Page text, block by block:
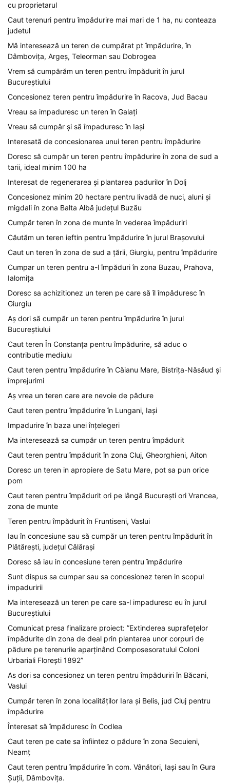
cu proprietarul
Caut terenuri pentru împădurire mai mari de 1 ha, nu conteaza
judetul
Mă interesează un teren de cumpărat pt împădurire, în
Dâmbovița, Argeș, Teleorman sau Dobrogea
Vrem să cumpărăm un teren pentru împădurit în jurul
Bucureștiului
Concesionez teren pentru împădurire în Racova, Jud Bacau
Vreau sa impaduresc un teren în Galați
Vreau să cumpăr și să împaduresc în Iași
Interesată de concesionarea unui teren pentru împădurire
Doresc să cumpăr un teren pentru împădurire în zona de sud a
tarii, ideal minim 100 ha
Interesat de regenerarea și plantarea padurilor în Dolj
Concesionez minim 20 hectare pentru livadă de nuci, aluni și
migdali în zona Balta Albă județul Buzău
Cumpăr teren în zona de munte în vederea împăduriri
Căutăm un teren ieftin pentru împădurire în jurul Brașovului
Caut un teren în zona de sud a țării, Giurgiu, pentru împădurire
Cumpar un teren pentru a-l împăduri în zona Buzau, Prahova,
Ialomița
Doresc sa achizitionez un teren pe care să îl împăduresc în
Giurgiu
Aș dori să cumpăr un teren pentru împădurire în jurul
Bucureștiului
Caut teren În Constanța pentru împădurire, să aduc o
contributie mediulu
Caut teren pentru împădurire în Căianu Mare, Bistrița-Năsăud și
împrejurimi
Aș vrea un teren care are nevoie de pădure
Caut teren pentru împădurire în Lungani, Iași
Impadurire în baza unei înțelegeri
Ma interesează sa cumpăr un teren pentru împădurit
Caut teren pentru împădurit în zona Cluj, Gheorghieni, Aiton
Doresc un teren in apropiere de Satu Mare, pot sa pun orice
pom
Caut teren pentru împădurit ori pe lângă București ori Vrancea,
zona de munte
Teren pentru împădurit în Fruntiseni, Vaslui
Iau în concesiune sau să cumpăr un teren pentru împădurit în
Plătărești, județul Călărași
Doresc să iau in concesiune teren pentru împădurire
Sunt dispus sa cumpar sau sa concesionez teren in scopul
impaduririi
Ma interesează un teren pe care sa-l impaduresc eu în jurul
Bucureștiului
Comunicat presa finalizare proiect: ”Extinderea suprafețelor
împădurite din zona de deal prin plantarea unor corpuri de
pădure pe terenurile aparținând Composesoratului Coloni
Urbariali Florești 1892”
As dori sa concesionez un teren pentru împăduriri în Băcani,
Vaslui
Cumpăr teren în zona localităților Iara și Belis, jud Cluj pentru
împădurire
Înteresat să împăduresc în Codlea
Caut teren pe cate sa înfiintez o pădure în zona Secuieni,
Neamț
Caut teren pentru împădurire în com. Vânători, Iași sau în Gura
Șuții, Dâmbovița.